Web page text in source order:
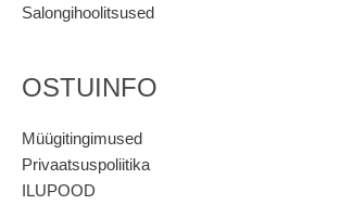
Salongihoolitsused
OSTUINFO
Müügitingimused
Privaatsuspoliitika
ILUPOOD